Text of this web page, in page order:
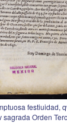
festiuidad,
Orden